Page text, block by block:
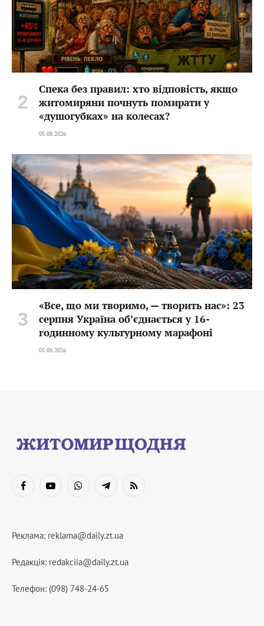
Спека без правил: хто відповість, якщо
житомиряни почнуть помирати у
«душогубках» на колесах?
05.08.2026
«Все, що ми творимо, — творить нас»: 23
серпня Україна об’єднається у 16-
годинному культурному марафоні
05.08.2026
FacebookYouTubeWhatsAppTelegramRSS
Реклама: reklama@daily.zt.ua
Редакція: redakciia@daily.zt.ua
Телефон: (098) 748-24-65